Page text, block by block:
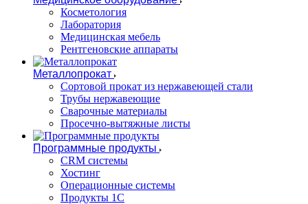
Косметология
Лаборатория
Медицинская мебель
Рентгеновские аппараты
Металлопрокат
Сортовой прокат из нержавеющей стали
Трубы нержавеющие
Сварочные материалы
Просечно-вытяжные листы
Программные продукты
CRM системы
Хостинг
Операционные системы
Продукты 1С